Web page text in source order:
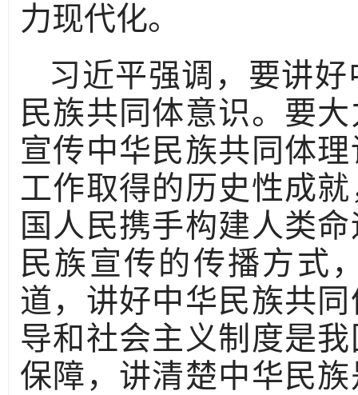
力现代化。
习近平强调，要讲
民族共同体意识。要
宣传中华民族共同体
工作取得的历史性成
国人民携手构建人类
民族宣传的传播方式
道，讲好中华民族共
导和社会主义制度是
保障，讲清楚中华民